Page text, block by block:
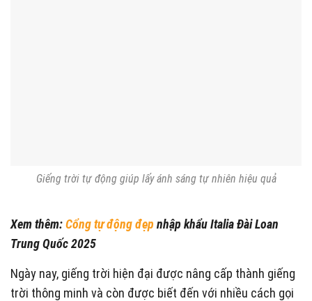
Giếng trời tự động giúp lấy ánh sáng tự nhiên hiệu quả
Xem thêm:Cổng tự động đẹp nhập khẩu Italia Đài Loan
Trung Quốc 2025
Ngày nay, giếng trời hiện đại được nâng cấp thành giếng
trời thông minh và còn được biết đến với nhiều cách gọi